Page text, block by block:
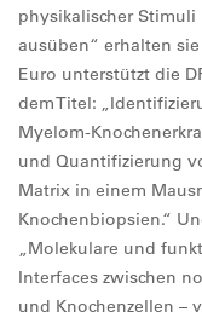
physikalischer
ausüben“ erhalten
Euro unterstützt die
dem Titel:
Myelom-
und Quantifizierung
Matrix in einem
Knochenbiopsien.“
„Molekulare und
Interfaces zwischen
und Knochenzellen –